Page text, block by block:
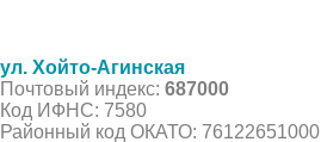
ул. Хойто-Агинская
Почтовый индекс: 687000
Код ИФНС: 7580
Районный код ОКАТО: 76122651000